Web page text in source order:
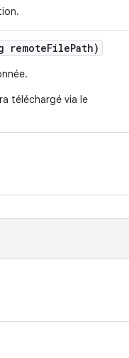
remoteFilePath)
téléchargé via le